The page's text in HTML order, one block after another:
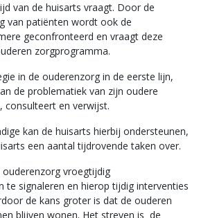
van de huisarts vraagt. Door de
van patiënten wordt ook de
geconfronteerd en vraagt deze
zorgprogramma.
in de ouderenzorg in de eerste lijn,
de problematiek van zijn oudere
consulteert en verwijst.
kan de huisarts hierbij ondersteunen,
een aantal tijdrovende taken over.
ouderenzorg vroegtijdig
te signaleren en hierop tijdig interventies
de kans groter is dat de ouderen
blijven wonen. Het streven is de